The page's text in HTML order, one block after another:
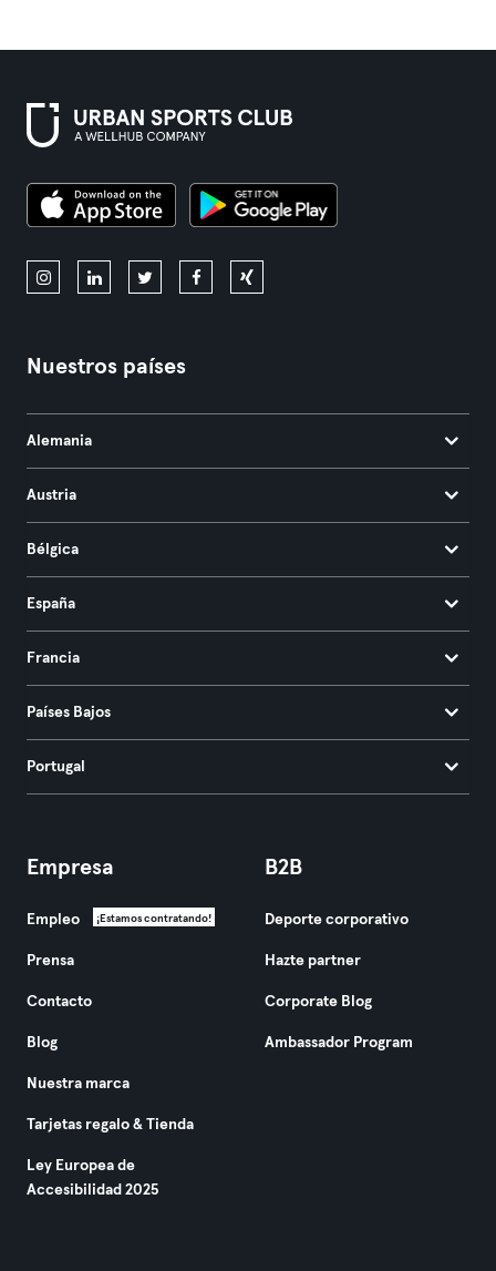
Nuestros países
Alemania
Austria
Bélgica
España
Francia
Países Bajos
Portugal
Empresa
Empleo ¡Estamos contratando!
Prensa
Contacto
Blog
Nuestra marca
Tarjetas regalo & Tienda
Ley Europea de
Accesibilidad 2025
B2B
Deporte corporativo
Hazte partner
Corporate Blog
Ambassador Program